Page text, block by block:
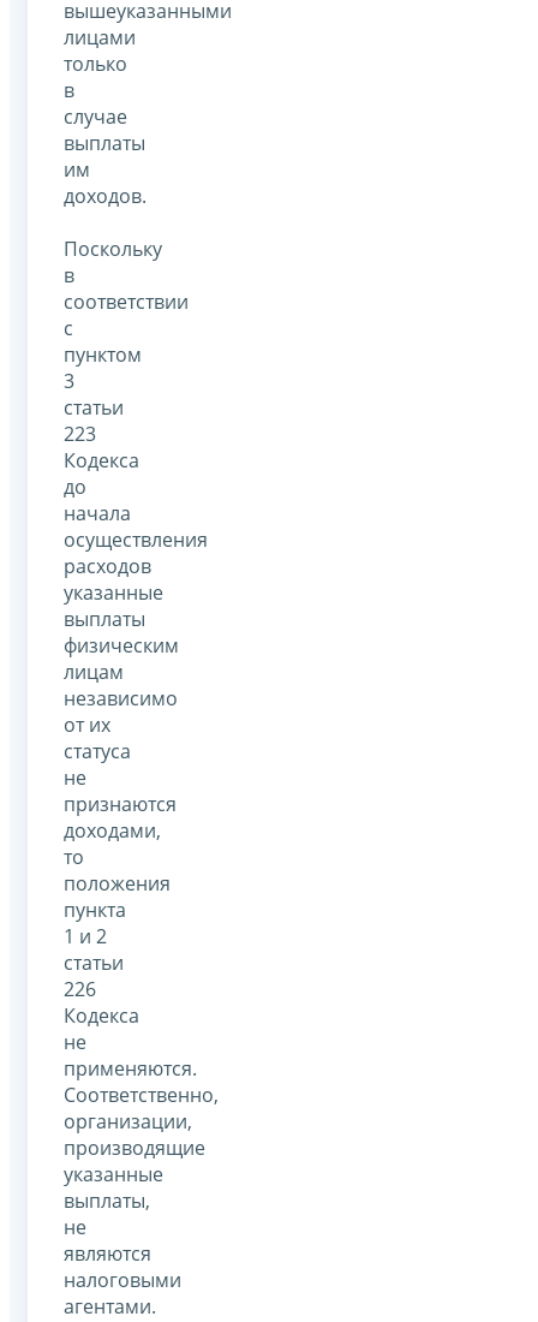
вышеуказанными
лицами
только
в
случае
выплаты
им
доходов.
Поскольку
в
соответствии
с
пунктом
3
статьи
223
Кодекса
до
начала
осуществления
расходов
указанные
выплаты
физическим
лицам
независимо
от их
статуса
не
признаются
доходами,
то
положения
пункта
1 и 2
статьи
226
Кодекса
не
применяются.
Соответственно,
организации,
производящие
указанные
выплаты,
не
являются
налоговыми
агентами.